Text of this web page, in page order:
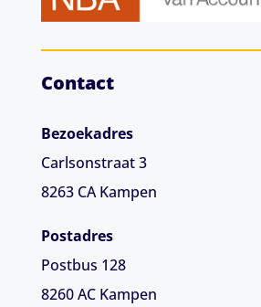
Contact
Bezoekadres
Carlsonstraat 3
8263 CA Kampen
Postadres
Postbus 128
8260 AC Kampen